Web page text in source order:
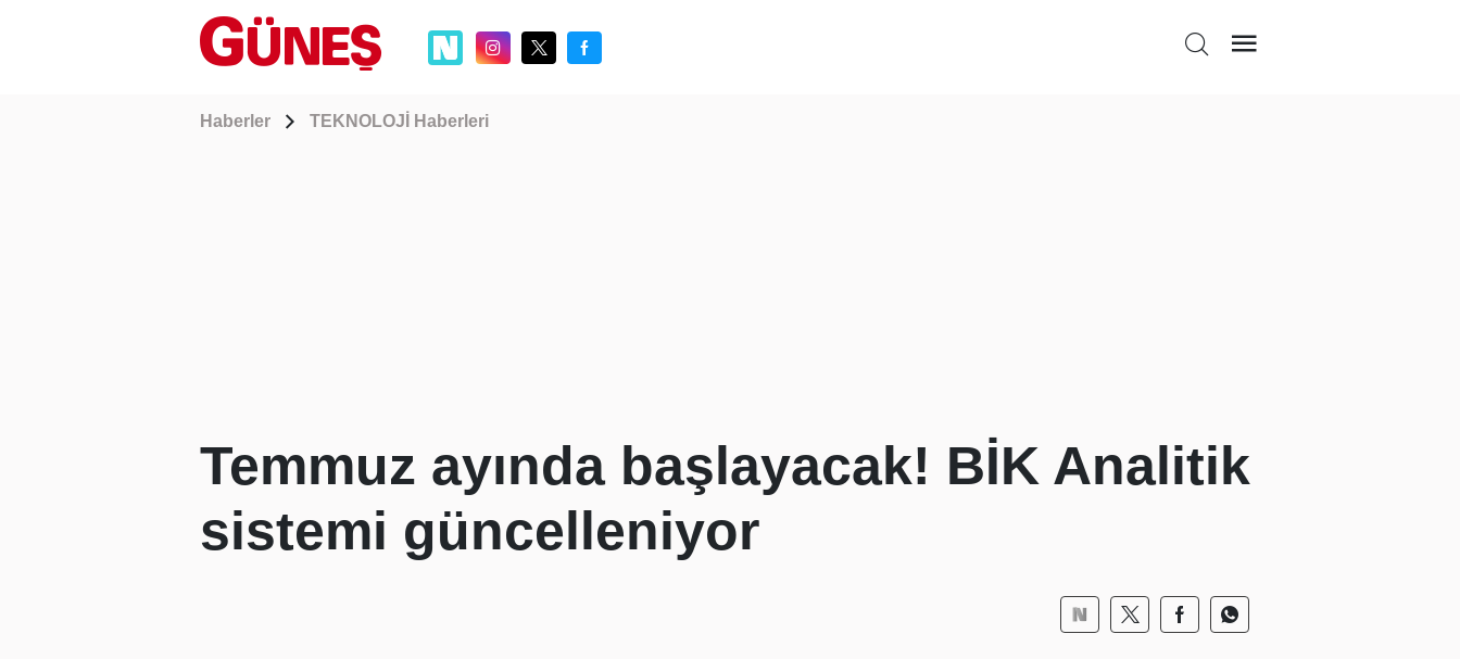
Haberler TEKNOLOJİ Haberleri
Temmuz ayında başlayacak! BİK Analitik
sistemi güncelleniyor